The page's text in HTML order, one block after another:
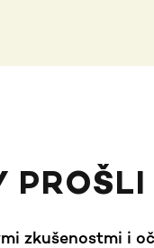
PROŠLI
zkušenostmi i